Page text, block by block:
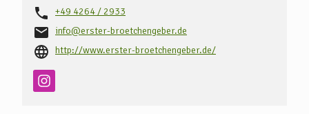
+49 4264 / 2933
info@erster-broetchengeber.de
http://www.erster-broetchengeber.de/